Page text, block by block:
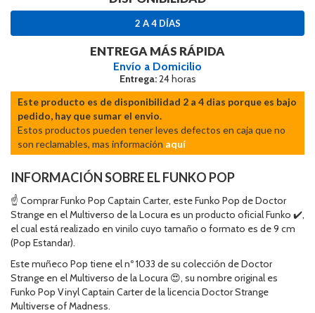
2 A 4 DÍAS
ENTREGA MÁS RÁPIDA
Envío a Domicilio
Entrega:24 horas
Este producto es de disponibilidad 2 a 4 dias porque es bajo
pedido, hay que sumar el envio.
Estos productos pueden tener leves defectos en caja que no
son reclamables, mas información aquí
INFORMACIÓN SOBRE EL FUNKO POP
☝ Comprar Funko Pop Captain Carter, este Funko Pop de Doctor
Strange en el Multiverso de la Locura es un producto oficial Funko ✔️,
el cual está realizado en vinilo cuyo tamaño o formato es de 9 cm
(Pop Estandar).
Este muñeco Pop tiene el nº 1033 de su colección de Doctor
Strange en el Multiverso de la Locura 😍, su nombre original es
Funko Pop Vinyl Captain Carter de la licencia Doctor Strange
Multiverse of Madness.